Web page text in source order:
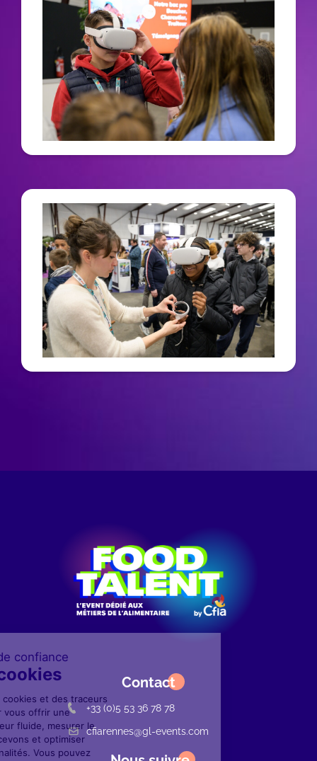
Contact
+33 (0)5 53 36 78 78
cfiarennes@gl-events.com